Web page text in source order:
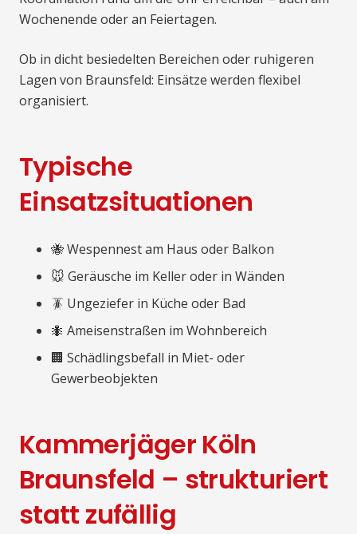
Wochenende oder an Feiertagen.
Ob in dicht besiedelten Bereichen oder ruhigeren
Lagen von Braunsfeld: Einsätze werden flexibel
organisiert.
Typische
Einsatzsituationen
🐝 Wespennest am Haus oder Balkon
🐭 Geräusche im Keller oder in Wänden
🪳 Ungeziefer in Küche oder Bad
🐜 Ameisenstraßen im Wohnbereich
🏢 Schädlingsbefall in Miet- oder
Gewerbeobjekten
Kammerjäger Köln
Braunsfeld – strukturiert
statt zufällig